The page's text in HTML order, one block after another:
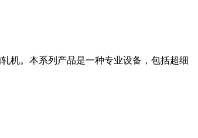
机。本系列产品是一种专业设备，包括超细